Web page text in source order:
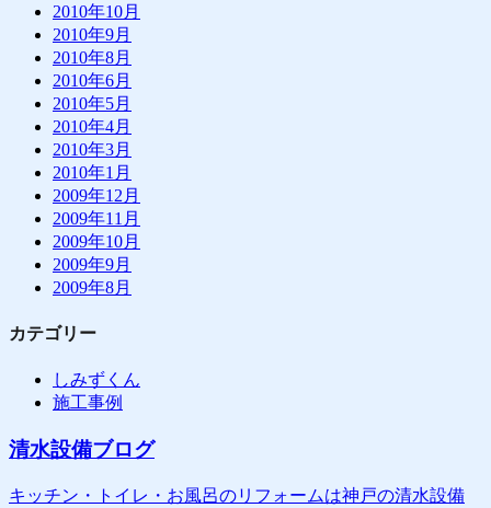
2010年10月
2010年9月
2010年8月
2010年6月
2010年5月
2010年4月
2010年3月
2010年1月
2009年12月
2009年11月
2009年10月
2009年9月
2009年8月
カテゴリー
しみずくん
施工事例
清水設備ブログ
キッチン・トイレ・お風呂のリフォームは神戸の清水設備